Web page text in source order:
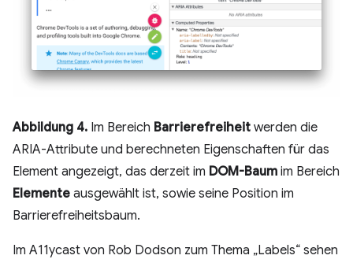
Abbildung 4. Im Bereich Barrierefreiheit werden die
ARIA-Attribute und berechneten Eigenschaften für das
Element angezeigt, das derzeit im DOM-Baum im Bereich
Elemente ausgewählt ist, sowie seine Position im
Barrierefreiheitsbaum.
Im A11ycast von Rob Dodson zum Thema „Labels“ sehen